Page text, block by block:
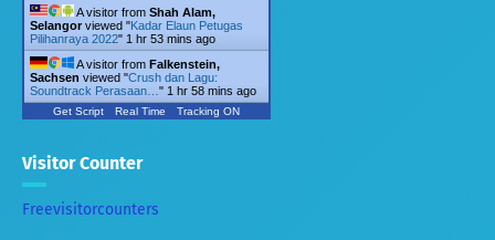
A visitor from Shah Alam,
Selangorviewed "Kadar Elaun Petugas
Pilihanraya 2022" 1 hr 53 mins ago
A visitor from Falkenstein,
Sachsen viewed "Crush dan Lagu:
Soundtrack Perasaan… " 1 hr 58 mins ago
Get Script Real Time Tracking ON
Visitor Counter
Freevisitorcounters